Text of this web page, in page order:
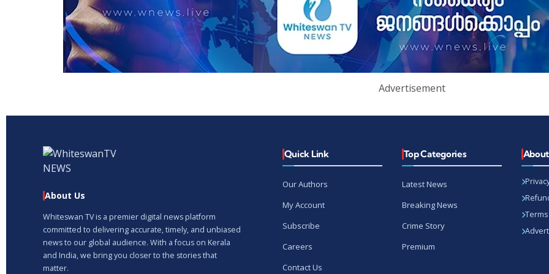
Advertisement
About Us
Whiteswan TV is a premier digital news platform
committed to delivering accurate, timely, and unbiased
news to our global audience. With a focus on Kerala
and India, we bring you closer to the stories that
matter.
Quick Link
Our Authors
My Account
Subscribe
Careers
Contact Us
Top Categories
Latest News
Breaking News
Crime Story
Premium
About